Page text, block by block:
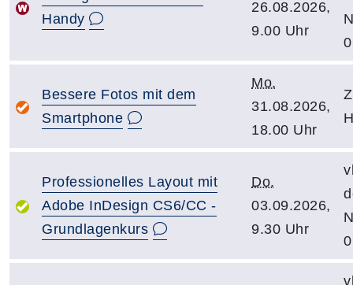
Handy
26.08.2026,
9.00 Uhr
Bessere Fotos mit dem
Smartphone
Mo.
31.08.2026,
18.00 Uhr
Professionelles Layout mit
Adobe InDesign CS6/CC -
Grundlagenkurs
Do.
03.09.2026,
9.30 Uhr